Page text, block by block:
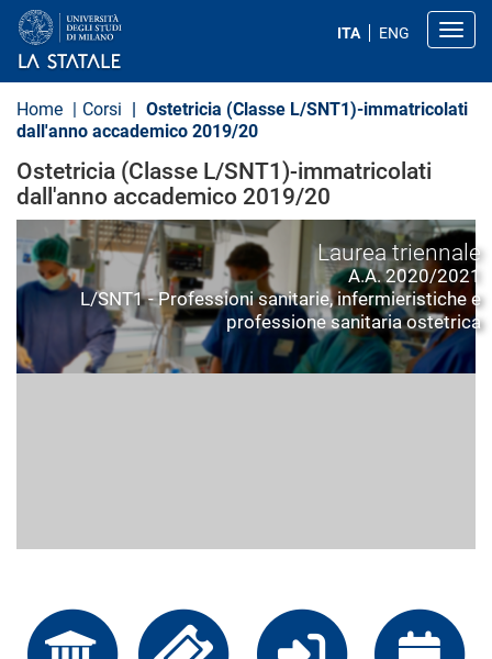
a
ITA ENG
Home Corsi
Ostetricia (Classe L/SNT1)-immatricolati
dall'anno accademico 2019/20
Ostetricia (Classe L/SNT1)-immatricolati
dall'anno accademico 2019/20
Laurea triennale
A.A. 2020/2021
L/SNT1 - Professioni sanitarie, infermieristiche e
professione sanitaria ostetrica